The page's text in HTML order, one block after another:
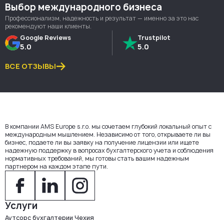
Выбор международного бизнеса
Профессионализм, надежность и результат — именно за это нас
рекомендуют наши клиенты.
Google Reviews
5.0
Trustpilot
5.0
ВСЕ ОТЗЫВЫ
В компании AMS Europe s.r.o. мы сочетаем глубокий локальный опыт с
международным мышлением. Независимо от того, открываете ли вы
бизнес, подаете ли вы заявку на получение лицензии или ищете
надежную поддержку в вопросах бухгалтерского учета и соблюдения
нормативных требований, мы готовы стать вашим надежным
партнером на каждом этапе пути.
Услуги
Аутсорс бухгалтерии Чехия